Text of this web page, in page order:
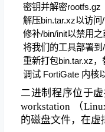
密钥并解密rootfs.gz
解压bin.tar.xz以访问
修补/bin/init以禁用
将我们的工具部署到
重新打包bin.tar.xz，
调试 FortiGate 内核
二进制程序位于
workstation （
的磁盘文件，在虚